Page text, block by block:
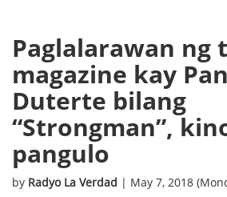
Paglalarawan ng
magazine kay
Duterte bilang
“Strongman”,
pangulo
by Radyo La Verdad | May 7, 2018